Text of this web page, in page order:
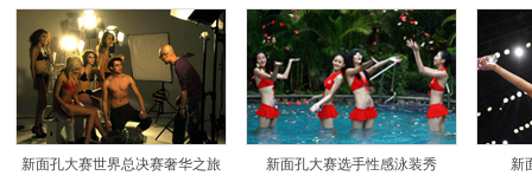
新面孔大赛世界总决赛奢华之旅 新面孔大赛选手性感泳装秀 新